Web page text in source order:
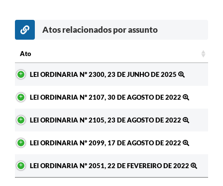
Atos relacionados por assunto
Ato
LEI ORDINARIA Nº 2300, 23 DE JUNHO DE 2025
LEI ORDINARIA Nº 2107, 30 DE AGOSTO DE 2022
LEI ORDINARIA Nº 2105, 23 DE AGOSTO DE 2022
LEI ORDINARIA Nº 2099, 17 DE AGOSTO DE 2022
LEI ORDINARIA Nº 2051, 22 DE FEVEREIRO DE 2022